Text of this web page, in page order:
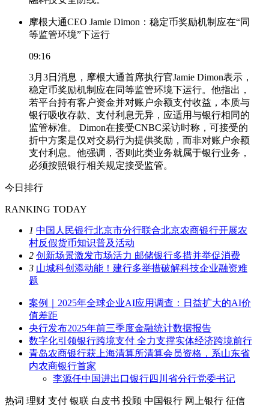
摩根大通CEO Jamie Dimon：稳定币奖励机制应在“同
等监管环境”下运行
09:16
3月3日消息，摩根大通首席执行官Jamie Dimon表示，
稳定币奖励机制应在同等监管环境下运行。他指出，
若平台持有客户资金并对账户余额支付收益，本质与
银行吸收存款、支付利息无异，应适用与银行相同的
监管标准。 Dimon在接受CNBC采访时称，可接受的
折中方案是仅对交易行为提供奖励，而非对账户余额
支付利息。他强调，否则此类业务就属于银行业务，
必须按照银行相关规定接受监管。
今日排行
RANKING TODAY
1 中国人民银行北京市分行联合北京农商银行开展农
村反假货币知识普及活动
2 创新场景激发市场活力 邮储银行多措并举促消费
3 山城科创添动能！建行多举措破解科技企业融资难
题
案例｜2025年全球企业AI应用调查：日益扩大的AI价
值差距
央行发布2025年前三季度金融统计数据报告
数字化引领银行跨境支付 全力支撑实体经济跨境前行
青岛农商银行获上海清算所清算会员资格，系山东省
内农商银行首家
李源任中国进出口银行四川省分行党委书记
热词 理财 支付 银联 白皮书 投顾 中国银行 网上银行 征信